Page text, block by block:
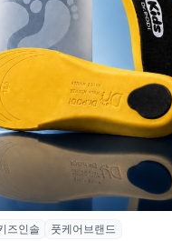
기 아동 발 건강 위한
즈인솔
풋케어브랜드